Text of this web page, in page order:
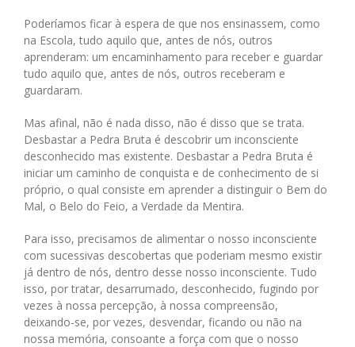
Poderíamos ficar à espera de que nos ensinassem, como
na Escola, tudo aquilo que, antes de nós, outros
aprenderam: um encaminhamento para receber e guardar
tudo aquilo que, antes de nós, outros receberam e
guardaram.
Mas afinal, não é nada disso, não é disso que se trata.
Desbastar a Pedra Bruta é descobrir um inconsciente
desconhecido mas existente. Desbastar a Pedra Bruta é
iniciar um caminho de conquista e de conhecimento de si
próprio, o qual consiste em aprender a distinguir o Bem do
Mal, o Belo do Feio, a Verdade da Mentira.
Para isso, precisamos de alimentar o nosso inconsciente
com sucessivas descobertas que poderiam mesmo existir
já dentro de nós, dentro desse nosso inconsciente. Tudo
isso, por tratar, desarrumado, desconhecido, fugindo por
vezes à nossa percepção, à nossa compreensão,
deixando-se, por vezes, desvendar, ficando ou não na
nossa memória, consoante a força com que o nosso